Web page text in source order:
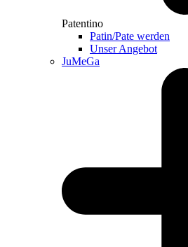
Patentino
Patin/Pate werden
Unser Angebot
JuMeGa